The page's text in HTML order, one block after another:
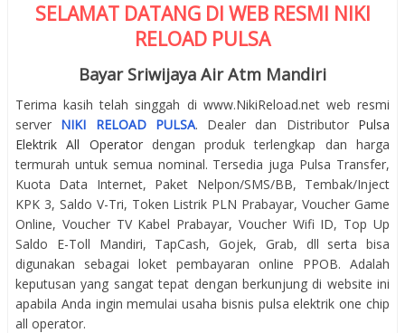
SELAMAT DATANG DI WEB RESMI NIKI
RELOAD PULSA
Bayar Sriwijaya Air Atm Mandiri
Terima kasih telah singgah di www.NikiReload.net web resmi
server NIKI RELOAD PULSA. Dealer dan Distributor Pulsa
Elektrik All Operatordengan produk terlengkap dan harga
termurah untuk semua nominal. Tersedia juga Pulsa Transfer,
Kuota Data Internet, Paket Nelpon/SMS/BB, Tembak/Inject
KPK 3, Saldo V-Tri, Token Listrik PLN Prabayar, Voucher Game
Online, Voucher TV Kabel Prabayar, Voucher Wifi ID, Top Up
Saldo E-Toll Mandiri, TapCash, Gojek, Grab, dll serta bisa
digunakan sebagai loket pembayaran online PPOB. Adalah
keputusan yang sangat tepat dengan berkunjung di website ini
apabila Anda ingin memulai usaha bisnis pulsa elektrik one chip
all operator.